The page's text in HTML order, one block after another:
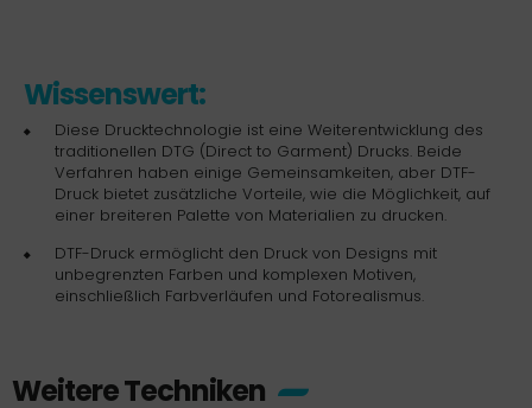
Wissenswert:
Diese Drucktechnologie ist eine Weiterentwicklung des
traditionellen DTG (Direct to Garment) Drucks. Beide
Verfahren haben einige Gemeinsamkeiten, aber DTF-
Druck bietet zusätzliche Vorteile, wie die Möglichkeit, auf
einer breiteren Palette von Materialien zu drucken.
DTF-Druck ermöglicht den Druck von Designs mit
unbegrenzten Farben und komplexen Motiven,
einschließlich Farbverläufen und Fotorealismus.
Weitere Techniken